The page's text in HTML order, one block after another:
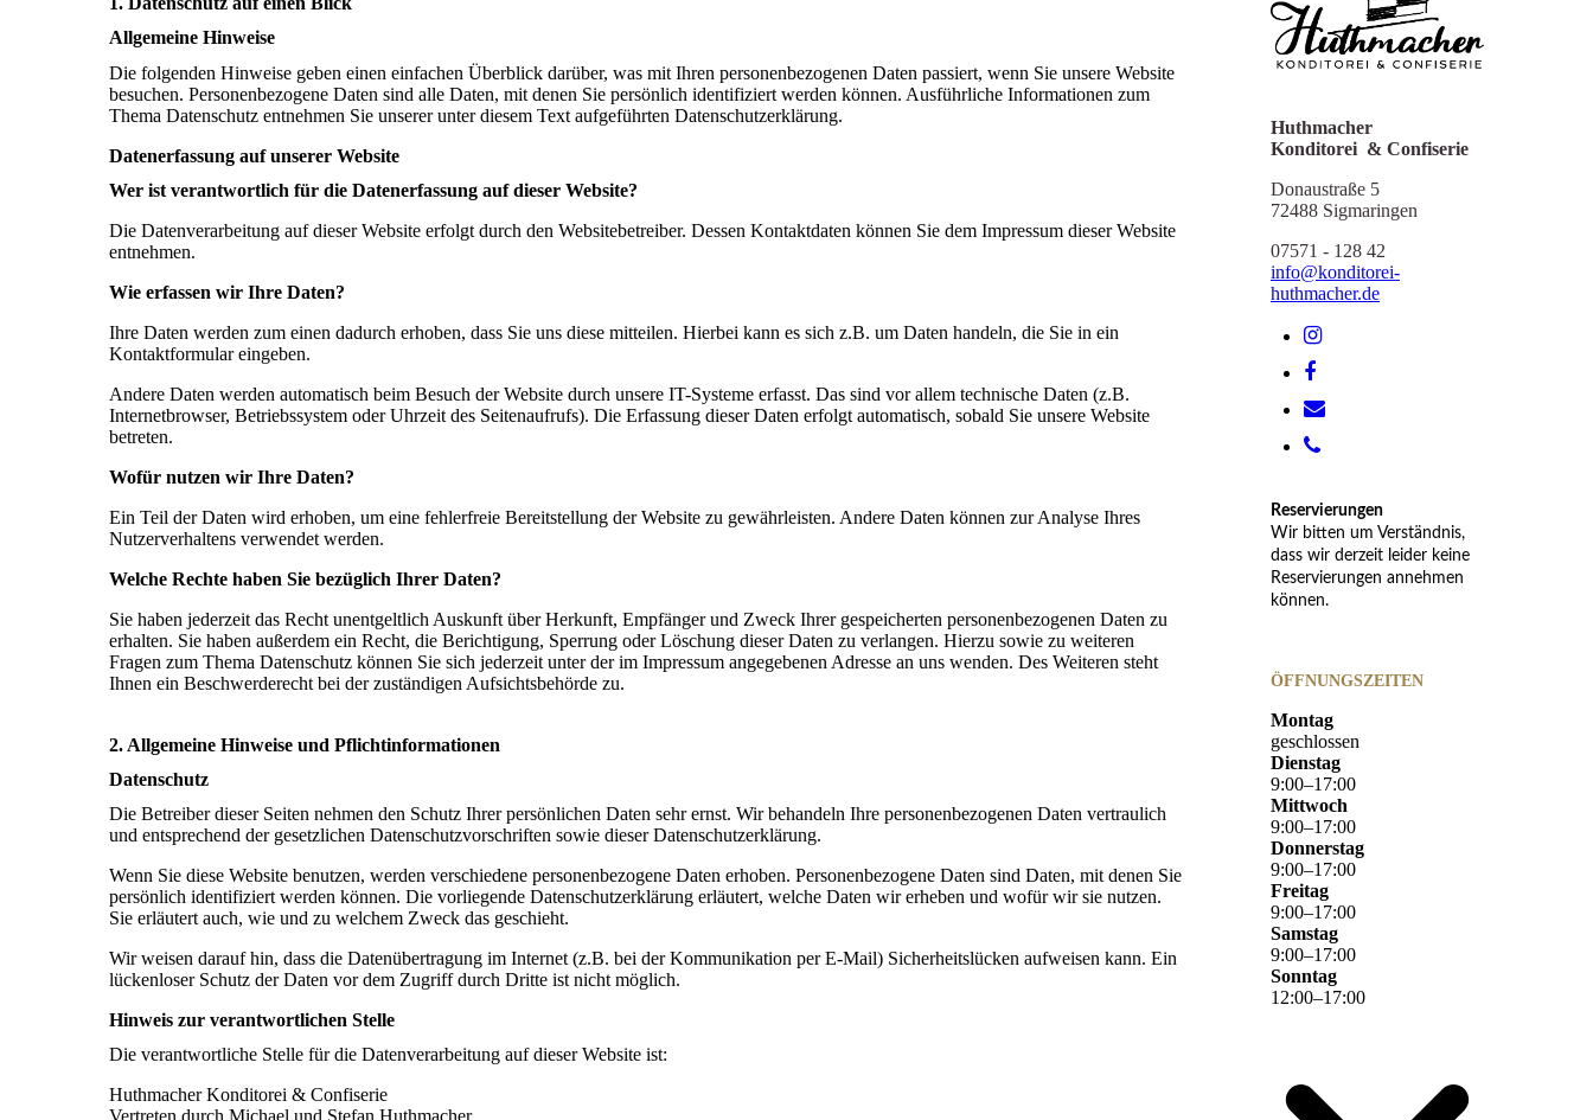
Allgemeine Hinweise
Die folgenden Hinweise geben einen einfachen Überblick darüber, was mit Ihren personenbezogenen Daten passiert, wenn Sie unsere Website
besuchen. Personenbezogene Daten sind alle Daten, mit denen Sie persönlich identifiziert werden können. Ausführliche Informationen zum
Thema Datenschutz entnehmen Sie unserer unter diesem Text aufgeführten Datenschutzerklärung.
Datenerfassung auf unserer Website
Wer ist verantwortlich für die Datenerfassung auf dieser Website?
Die Datenverarbeitung auf dieser Website erfolgt durch den Websitebetreiber. Dessen Kontaktdaten können Sie dem Impressum dieser Website
entnehmen.
Wie erfassen wir Ihre Daten?
Ihre Daten werden zum einen dadurch erhoben, dass Sie uns diese mitteilen. Hierbei kann es sich z.B. um Daten handeln, die Sie in ein
Kontaktformular eingeben.
Andere Daten werden automatisch beim Besuch der Website durch unsere IT-Systeme erfasst. Das sind vor allem technische Daten (z.B.
Internetbrowser, Betriebssystem oder Uhrzeit des Seitenaufrufs). Die Erfassung dieser Daten erfolgt automatisch, sobald Sie unsere Website
betreten.
Wofür nutzen wir Ihre Daten?
Ein Teil der Daten wird erhoben, um eine fehlerfreie Bereitstellung der Website zu gewährleisten. Andere Daten können zur Analyse Ihres
Nutzerverhaltens verwendet werden.
Welche Rechte haben Sie bezüglich Ihrer Daten?
Sie haben jederzeit das Recht unentgeltlich Auskunft über Herkunft, Empfänger und Zweck Ihrer gespeicherten personenbezogenen Daten zu
erhalten. Sie haben außerdem ein Recht, die Berichtigung, Sperrung oder Löschung dieser Daten zu verlangen. Hierzu sowie zu weiteren
Fragen zum Thema Datenschutz können Sie sich jederzeit unter der im Impressum angegebenen Adresse an uns wenden. Des Weiteren steht
Ihnen ein Beschwerderecht bei der zuständigen Aufsichtsbehörde zu.
2. Allgemeine Hinweise und Pflichtinformationen
Datenschutz
Die Betreiber dieser Seiten nehmen den Schutz Ihrer persönlichen Daten sehr ernst. Wir behandeln Ihre personenbezogenen Daten vertraulich
und entsprechend der gesetzlichen Datenschutzvorschriften sowie dieser Datenschutzerklärung.
Wenn Sie diese Website benutzen, werden verschiedene personenbezogene Daten erhoben. Personenbezogene Daten sind Daten, mit denen Sie
persönlich identifiziert werden können. Die vorliegende Datenschutzerklärung erläutert, welche Daten wir erheben und wofür wir sie nutzen.
Sie erläutert auch, wie und zu welchem Zweck das geschieht.
Wir weisen darauf hin, dass die Datenübertragung im Internet (z.B. bei der Kommunikation per E-Mail) Sicherheitslücken aufweisen kann. Ein
lückenloser Schutz der Daten vor dem Zugriff durch Dritte ist nicht möglich.
Hinweis zur verantwortlichen Stelle
Die verantwortliche Stelle für die Datenverarbeitung auf dieser Website ist:
Huthmacher Konditorei & Confiserie
Huthmacher
Konditorei & Confiserie
Donaustraße 5
72488 Sigmaringen
07571 - 128 42
info@konditorei-
huthmacher.de
Reservierungen
Wir bitten um Verständnis,
dass wir derzeit leider keine
Reservierungen annehmen
können.
ÖFFNUNGSZEITEN
Montag
geschlossen
Dienstag
9:00–17:00
Mittwoch
9:00–17:00
Donnerstag
9:00–17:00
Freitag
9:00–17:00
Samstag
9:00–17:00
Sonntag
12:00–17:00